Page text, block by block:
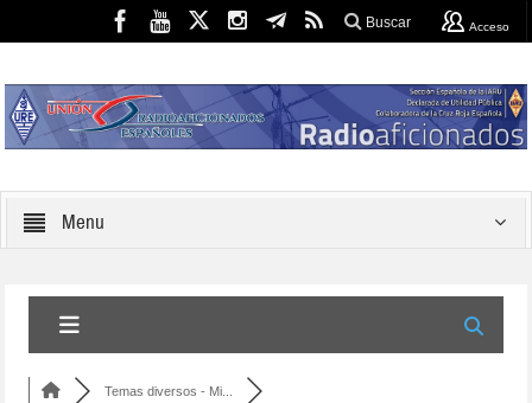
Buscar Acceso
Menu
Temas diversos - Mi...